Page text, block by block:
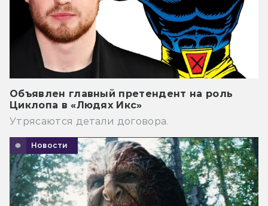
Объявлен главный претендент на роль
Циклопа в «Людях Икс»
Утрясаются детали договора.
Новости